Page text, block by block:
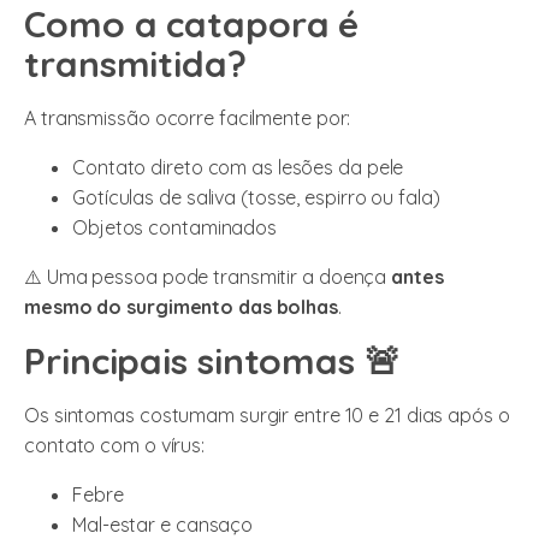
Como a catapora é
transmitida?
A transmissão ocorre facilmente por:
Contato direto com as lesões da pele
Gotículas de saliva (tosse, espirro ou fala)
Objetos contaminados
⚠️ Uma pessoa pode transmitir a doença antes
mesmo do surgimento das bolhas.
Principais sintomas 🚨
Os sintomas costumam surgir entre 10 e 21 dias após o
contato com o vírus:
Febre
Mal-estar e cansaço